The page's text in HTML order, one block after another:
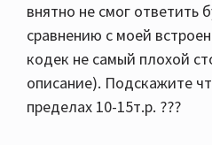
внятно не смог ответить
сравнению с моей
кодек не самый плохой
описание). Подскажите
пределах 10-15т.р. ???